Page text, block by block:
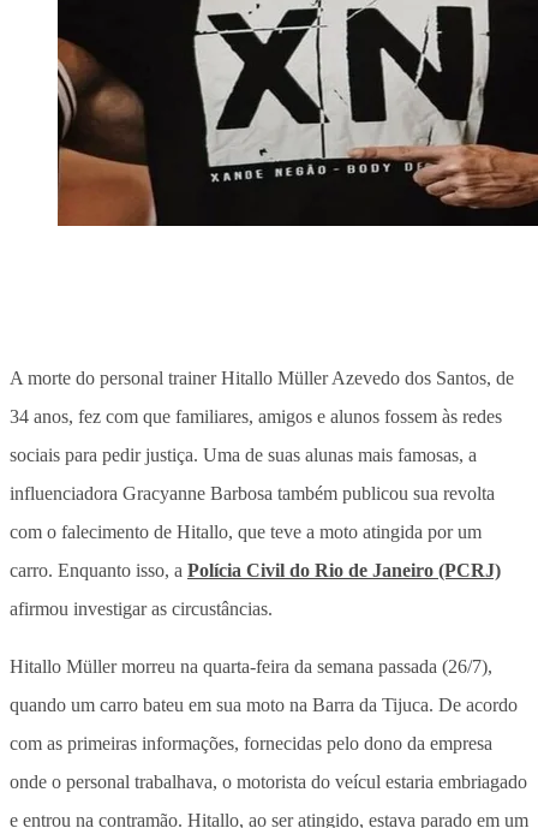
A morte do personal trainer Hitallo Müller Azevedo dos Santos, de
34 anos, fez com que familiares, amigos e alunos fossem às redes
sociais para pedir justiça. Uma de suas alunas mais famosas, a
influenciadora Gracyanne Barbosa também publicou sua revolta
com o falecimento de Hitallo, que teve a moto atingida por um
carro. Enquanto isso, a Polícia Civil do Rio de Janeiro (PCRJ)
afirmou investigar as circustâncias.
Hitallo Müller morreu na quarta-feira da semana passada (26/7),
quando um carro bateu em sua moto na Barra da Tijuca. De acordo
com as primeiras informações, fornecidas pelo dono da empresa
onde o personal trabalhava, o motorista do veícul estaria embriagado
e entrou na contramão. Hitallo, ao ser atingido, estava parado em um